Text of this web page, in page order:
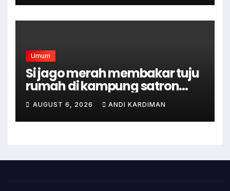
Umum
Si jago merah membakar tuju
rumah di kampung satron
sodonghilir .
AUGUST 6, 2026 ANDI KARDIMAN